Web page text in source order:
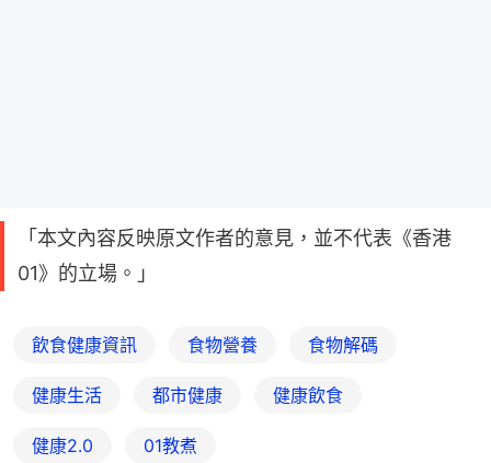
「本文內容反映原文作者的意見，並不代表《香港
01》的立場。」
飲食健康資訊 食物營養 食物解碼
健康生活 都市健康 健康飲食
健康2.0 01教煮